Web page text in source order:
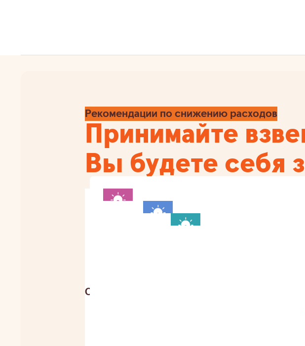
Рекомендации по снижению расходов
Принимайте
Вы будете себя
Каждая продуманная покупка – шаг
мудрый выбор, вы сэкономите и ресурсы
Холодильник класса A+++ потребляет
Свободно стоящие
Посудомоечная
Индукционная плита является
CO2 на 20–40% меньше, чем у
После утепления счета в квартире
Система «умного дома» может
Лампочки LED потребляют на 80%